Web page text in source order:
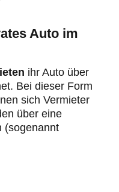
Auto im
ihr Auto über
Bei dieser Form
sich Vermieter
über eine
(sogenannt